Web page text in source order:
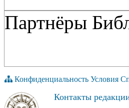
Партнёры
Конфиденциальность Условия
Контакты